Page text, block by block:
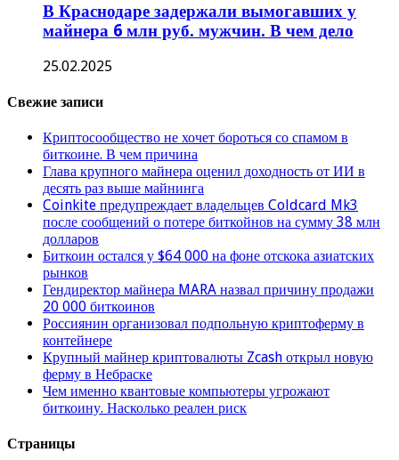
В Краснодаре задержали вымогавших у
майнера 6 млн руб. мужчин. В чем дело
25.02.2025
Свежие записи
Криптосообщество не хочет бороться со спамом в
биткоине. В чем причина
Глава крупного майнера оценил доходность от ИИ в
десять раз выше майнинга
Coinkite предупреждает владельцев Coldcard Mk3
после сообщений о потере биткойнов на сумму 38 млн
долларов
Биткоин остался у $64 000 на фоне отскока азиатских
рынков
Гендиректор майнера MARA назвал причину продажи
20 000 биткоинов
Россиянин организовал подпольную криптоферму в
контейнере
Крупный майнер криптовалюты Zcash открыл новую
ферму в Небраске
Чем именно квантовые компьютеры угрожают
биткоину. Насколько реален риск
Страницы